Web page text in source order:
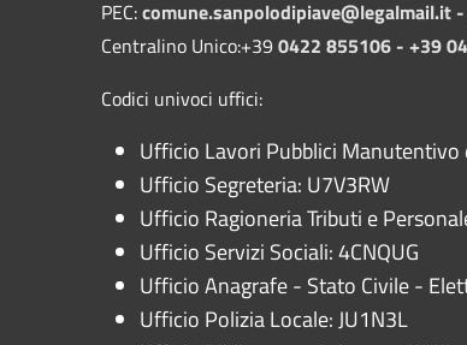
PEC:comune.sanpolodipiave@legalmail.it -
Centralino Unico:+39 0422 855106 - +39
Codici univoci uffici:
Ufficio Lavori Pubblici Manutentivo
Ufficio Segreteria: U7V3RW
Ufficio Ragioneria Tributi e
Ufficio Servizi Sociali: 4CNQUG
Ufficio Anagrafe - Stato Civile -
Ufficio Polizia Locale: JU1N3L